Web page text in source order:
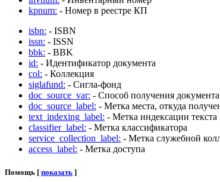
kpnum: - Номер в реестре КП
isbn: - ISBN
issn: - ISSN
bbk: - BBK
id: - Идентификатор документа
col: - Коллекция
siglafund: - Сигла-фонд
doc_source_var: - Способ получения документа
doc_source_label: - Метка места, откуда
text_indexing_label: - Метка индексации текста
classifier_label: - Метка классификатора
service_collection_label: - Метка служебной
access_label: - Метка доступа
Помощь [ показать ]